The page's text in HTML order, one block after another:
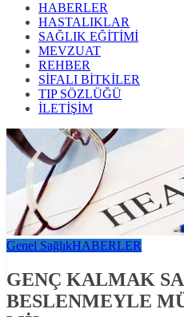
HABERLER
HASTALIKLAR
SAĞLIK EĞİTİMİ
MEVZUAT
REHBER
SİFALI BİTKİLER
TIP SÖZLÜĞÜ
İLETİŞİM
Genel SağlıkHABERLER
GENÇ KALMAK
BESLENMEYLE